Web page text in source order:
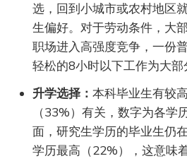
选，回到小城市或农村地区
生偏好。对于劳动条件，大
职场进入高强度竞争，一份
轻松的8小时以下工作为大部
升学选择：本科毕业生有较
（33%）有关，数字为各学
面，研究生学历的毕业生仍
学历最高（22%），这意味